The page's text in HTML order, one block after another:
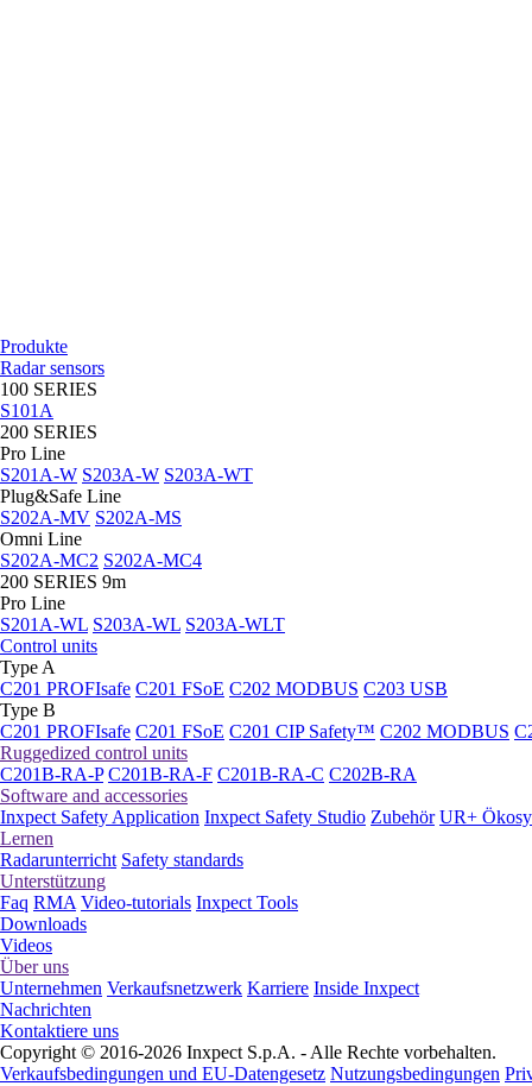
Produkte
Radar sensors
100 SERIES
S101A
200 SERIES
Pro Line
S201A-W S203A-W S203A-WT
Plug&Safe Line
S202A-MV S202A-MS
Omni Line
S202A-MC2 S202A-MC4
200 SERIES 9m
Pro Line
S201A-WL S203A-WL S203A-WLT
Control units
Type A
C201 PROFIsafe C201 FSoE C202 MODBUS C203 USB
Type B
C201 PROFIsafe C201 FSoE C201 CIP Safety™ C202 MODBUS
Ruggedized control units
C201B-RA-P C201B-RA-F C201B-RA-C C202B-RA
Software and accessories
Inxpect Safety Application Inxpect Safety Studio Zubehör UR+
Lernen
Radarunterricht Safety standards
Unterstützung
Faq RMA Video-tutorials Inxpect Tools
Downloads
Videos
Über uns
Unternehmen Verkaufsnetzwerk Karriere Inside Inxpect
Nachrichten
Kontaktiere uns
Copyright © 2016-2026 Inxpect S.p.A. - Alle Rechte vorbehalten.
Verkaufsbedingungen und EU-Datengesetz Nutzungsbedingungen